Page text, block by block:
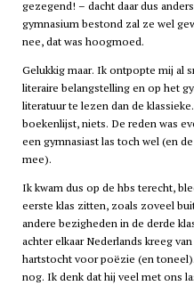
gezegend! – dacht daar dus
gymnasium bestond zal ze wel
nee, dat was hoogmoed.
Gelukkig maar. Ik ontpopte mij al
literaire belangstelling en op het
literatuur te lezen dan de
boekenlijst, niets. De reden was
een gymnasiast las toch wel (en
mee).
Ik kwam dus op de hbs terecht,
eerste klas zitten, zoals zoveel
andere bezigheden in de derde
achter elkaar Nederlands kreeg
hartstocht voor poëzie (en
nog. Ik denk dat hij veel met ons